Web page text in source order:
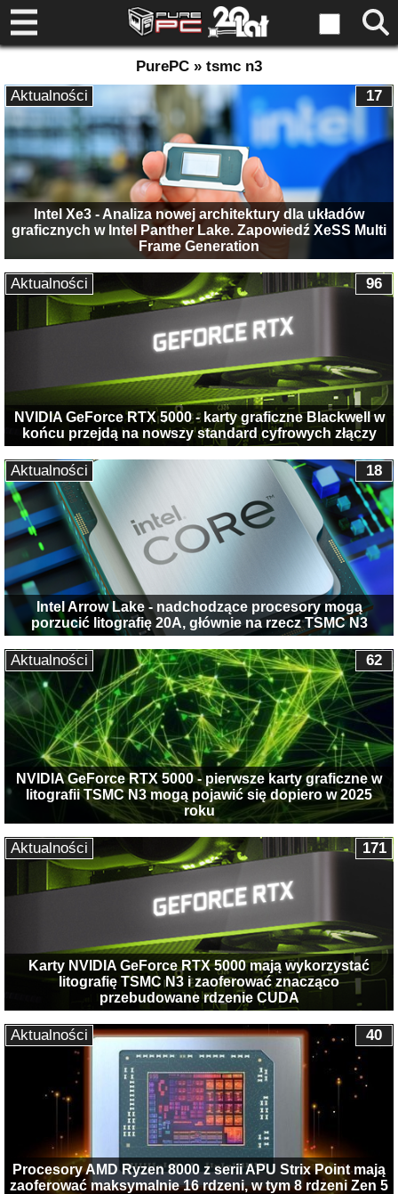
PurePC » tsmc n3
Intel Xe3 - Analiza nowej architektury dla układów
graficznych w Intel Panther Lake. Zapowiedź XeSS Multi
Frame Generation
17
Aktualności
NVIDIA GeForce RTX 5000 - karty graficzne Blackwell w
końcu przejdą na nowszy standard cyfrowych złączy
96
Aktualności
Intel Arrow Lake - nadchodzące procesory mogą
porzucić litografię 20A, głównie na rzecz TSMC N3
18
Aktualności
NVIDIA GeForce RTX 5000 - pierwsze karty graficzne w
litografii TSMC N3 mogą pojawić się dopiero w 2025
roku
62
Aktualności
Karty NVIDIA GeForce RTX 5000 mają wykorzystać
litografię TSMC N3 i zaoferować znacząco
przebudowane rdzenie CUDA
171
Aktualności
Procesory AMD Ryzen 8000 z serii APU Strix Point mają
zaoferować maksymalnie 16 rdzeni, w tym 8 rdzeni Zen 5
40
Aktualności